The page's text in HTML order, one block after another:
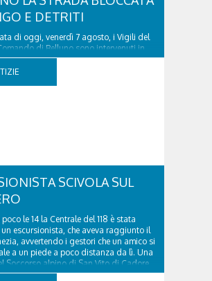
E DETRITI
di oggi, venerdì 7 agosto, i Vigili del
di Belluno sono intervenuti in
in Val d’Oten, nel comune di Calalzo
per liberare una strada rimasta bloccata
SCIVOLA SUL
le 14 la Centrale del 118 è stata
escursionista, che aveva raggiunto il
avvertendo i gestori che un amico si
a un piede a poco distanza da lì. Una
Soccorso alpino di San Vito di Cadore
l'infortunato...